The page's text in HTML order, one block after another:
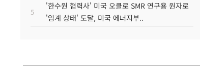
5
'한수원 협력사' 미국 오클로 SMR 연구용 원자로
'임계 상태' 도달, 미국 에너지부..